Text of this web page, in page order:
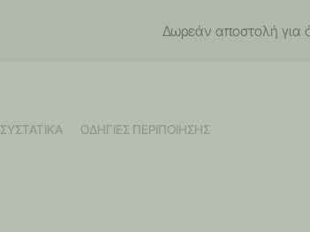
Δωρεάν αποστολή για
ΣΥΣΤΑΤΙΚΑ ΟΔΗΓΙΕΣ ΠΕΡΙΠΟΙΗΣΗΣ